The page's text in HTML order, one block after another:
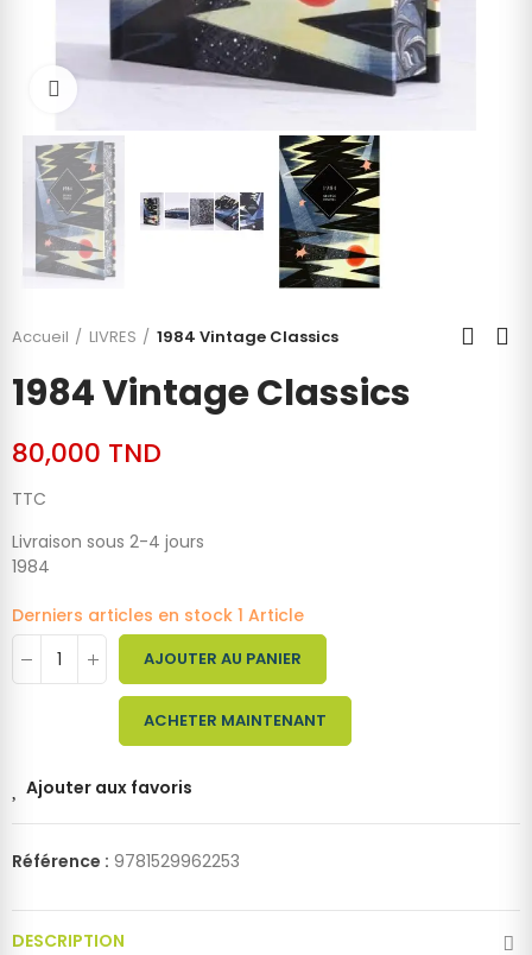
Cliquez pour agrandir
Accueil LIVRES 1984 Vintage Classics
1984 Vintage Classics
80,000 TND
TTC
Livraison sous 2-4 jours
1984
Derniers articles en stock 1 Article
AJOUTER AU PANIER
ACHETER MAINTENANT
Ajouter aux favoris
Référence : 9781529962253
DESCRIPTION